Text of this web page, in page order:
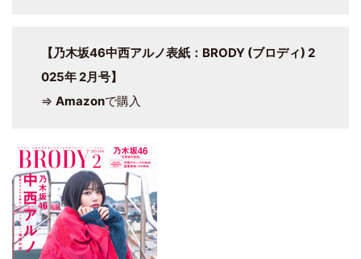
【乃木坂46中西アルノ表紙：BRODY (ブロディ) 2
025年 2月号】
⇒ Amazonで購入